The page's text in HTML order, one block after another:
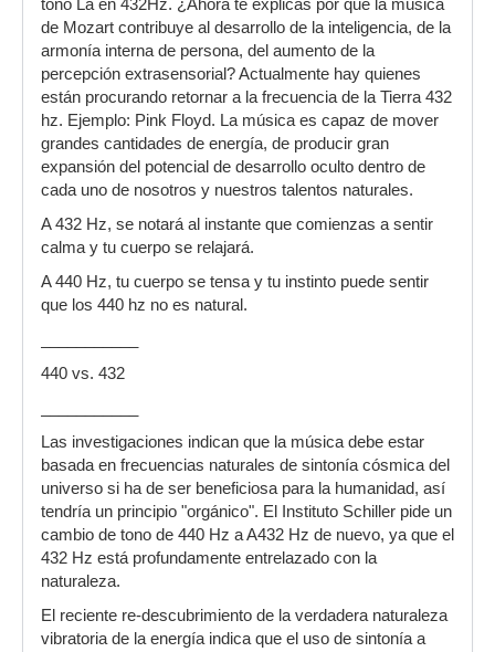
tono La en 432Hz. ¿Ahora te explicas por qué la música
de Mozart contribuye al desarrollo de la inteligencia, de la
armonía interna de persona, del aumento de la
percepción extrasensorial? Actualmente hay quienes
están procurando retornar a la frecuencia de la Tierra 432
hz. Ejemplo: Pink Floyd. La música es capaz de mover
grandes cantidades de energía, de producir gran
expansión del potencial de desarrollo oculto dentro de
cada uno de nosotros y nuestros talentos naturales.
A 432 Hz, se notará al instante que comienzas a sentir
calma y tu cuerpo se relajará.
A 440 Hz, tu cuerpo se tensa y tu instinto puede sentir
que los 440 hz no es natural.
440 vs. 432
Las investigaciones indican que la música debe estar
basada en frecuencias naturales de sintonía cósmica del
universo si ha de ser beneficiosa para la humanidad, así
tendría un principio "orgánico". El Instituto Schiller pide un
cambio de tono de 440 Hz a A432 Hz de nuevo, ya que el
432 Hz está profundamente entrelazado con la
naturaleza.
El reciente re-descubrimiento de la verdadera naturaleza
vibratoria de la energía indica que el uso de sintonía a